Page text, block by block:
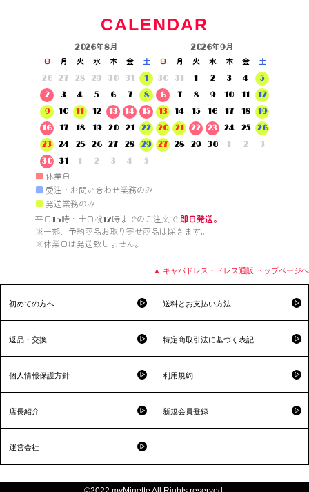
CALENDAR
2026年8月
日 月 火 水 木 金
土
26
27 28 29 30 31
1
2
3 4 5 6 7
8
9
10 11 12 13 14
15
16
17 18 19 20 21
22
23
24 25 26 27 28
29
30
31 1 2 3 4 5
2026年9月
日 月 火 水 木 金
土
30
31 1 2 3 4
5
6
7 8 9 10 11
12
13
14 15 16 17 18
19
20
21 22 23 24 25
26
27
28 29 30 1 2 3
■ 休業日
■ 受注・お問い合わせ業務のみ
■ 発送業務のみ
平日15時・土日祝12時までのご注文で 即日発送。
※一部、予約商品お取り寄せ商品は除きます。
※休業日は発送致しません。
▲ キャバドレス・ドレス通販 トップページへ
初めての方へ 送料とお支払い方法
返品・交換 特定商取引法に基づく表記
個人情報保護方針 利用規約
店長紹介 新規会員登録
運営会社